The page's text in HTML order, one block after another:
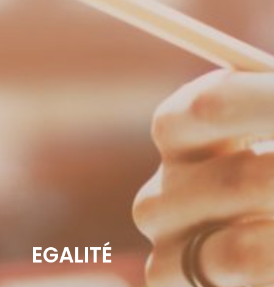
EGALITÉ